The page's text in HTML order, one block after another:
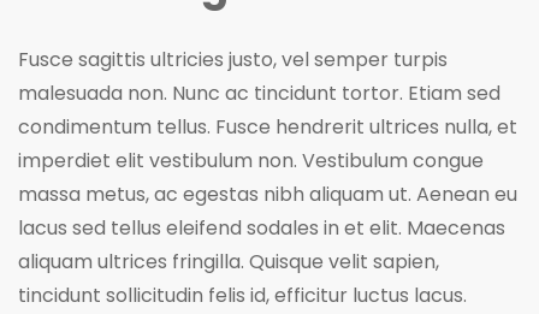
Fusce sagittis ultricies justo, vel semper turpis
malesuada non. Nunc ac tincidunt tortor. Etiam sed
condimentum tellus. Fusce hendrerit ultrices nulla, et
imperdiet elit vestibulum non. Vestibulum congue
massa metus, ac egestas nibh aliquam ut. Aenean eu
lacus sed tellus eleifend sodales in et elit. Maecenas
aliquam ultrices fringilla. Quisque velit sapien,
tincidunt sollicitudin felis id, efficitur luctus lacus.